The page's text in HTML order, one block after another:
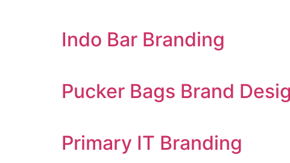
Indo Bar Branding
Pucker Bags Brand
Primary IT Branding